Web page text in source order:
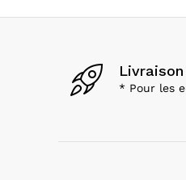
* Pour les